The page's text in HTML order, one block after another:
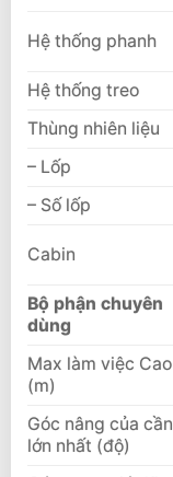
Hệ thống phanh
Hệ thống treo
Thùng nhiên liệu
– Lốp
– Số lốp
Cabin
Bộ phận chuyên
dùng
Max làm việc Cao
(m)
Góc nâng của cần
lớn nhất (độ)